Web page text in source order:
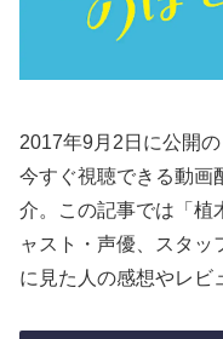
2017年9月2日に公開
今すぐ視聴できる動画
介。この記事では「植
ャスト・声優、スタッ
に見た人の感想やレビ